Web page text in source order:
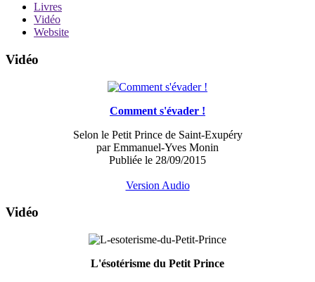
Livres
Vidéo
Website
Vidéo
Comment s'évader !
Selon le Petit Prince de Saint-Exupéry
par Emmanuel-Yves Monin
Publiée le 28/09/2015
Version Audio
Vidéo
L'ésotérisme du Petit Prince